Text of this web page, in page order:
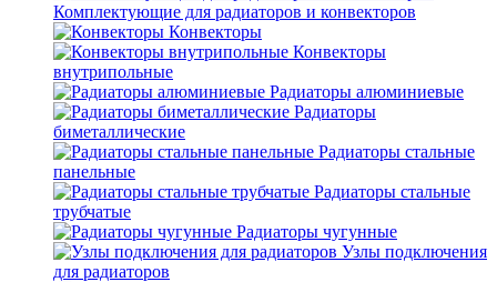
Комплектующие для радиаторов и конвекторов
Конвекторы
Конвекторы
внутрипольные
Радиаторы алюминиевые
Радиаторы
биметаллические
Радиаторы стальные
панельные
Радиаторы стальные
трубчатые
Радиаторы чугунные
Узлы подключения
для радиаторов